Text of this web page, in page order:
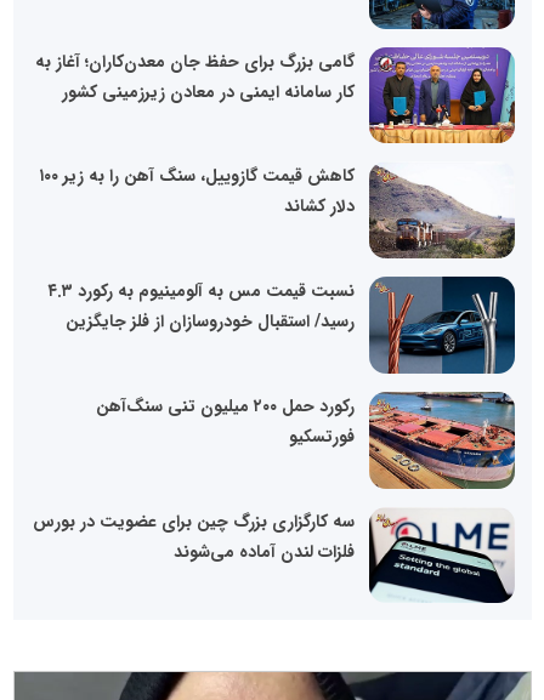
گامی بزرگ برای حفظ جان معدن‌کاران؛ آغاز به
کار سامانه ایمنی در معادن زیرزمینی کشور
کاهش قیمت گازوییل، سنگ آهن را به زیر ۱۰۰
دلار کشاند
نسبت قیمت مس به آلومینیوم به رکورد ۴.۳
رسید/ استقبال خودروسازان از فلز جایگزین
رکورد حمل ۲۰۰ میلیون تنی سنگ‌آهن
فورتسکیو
سه کارگزاری بزرگ چین برای عضویت در بورس
فلزات لندن آماده می‌شوند